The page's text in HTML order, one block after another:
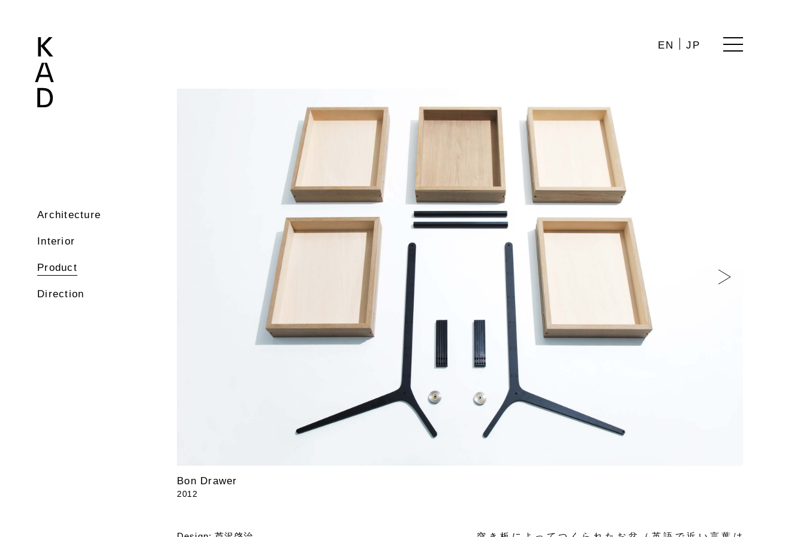
Architecture
Interior
Product
Direction
EN JP
Bon Drawer
2012